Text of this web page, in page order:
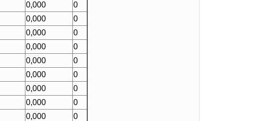
0,000
0
0,000
0
0,000
0
0,000
0
0,000
0
0,000
0
0,000
0
0,000
0
0,000 0